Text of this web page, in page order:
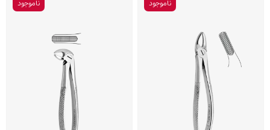
ناموجود ناموجود